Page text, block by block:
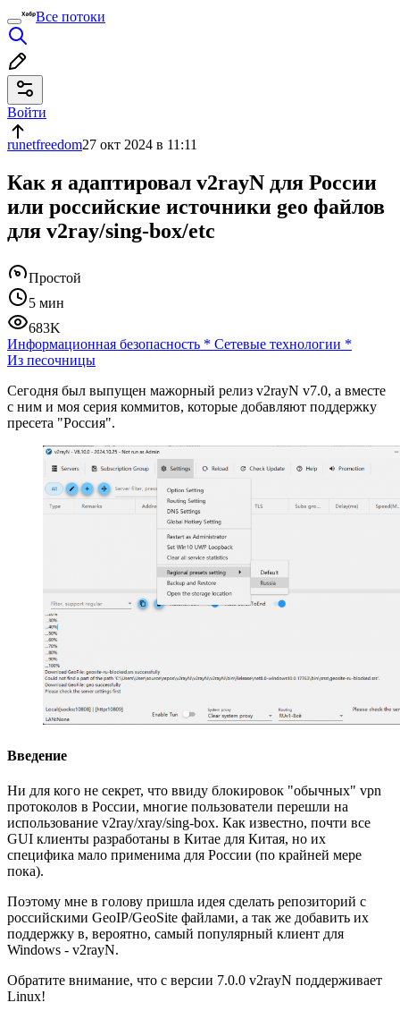
Все потоки
Войти
runetfreedom27 окт 2024 в 11:11
Как я адаптировал v2rayN для России
или российские источники geo файлов
для v2ray/sing-box/etc
Простой
5 мин
683K
Информационная безопасность * Сетевые технологии *
Из песочницы
Сегодня был выпущен мажорный релиз v2rayN v7.0, а вместе
с ним и моя серия коммитов, которые добавляют поддержку
пресета "Россия".
Введение
Ни для кого не секрет, что ввиду блокировок "обычных" vpn
протоколов в России, многие пользователи перешли на
использование v2ray/xray/sing-box. Как известно, почти все
GUI клиенты разработаны в Китае для Китая, но их
специфика мало применима для России (по крайней мере
пока).
Поэтому мне в голову пришла идея сделать репозиторий с
российскими GeoIP/GeoSite файлами, а так же добавить их
поддержку в, вероятно, самый популярный клиент для
Windows - v2rayN.
Обратите внимание, что с версии 7.0.0 v2rayN поддерживает
Linux!